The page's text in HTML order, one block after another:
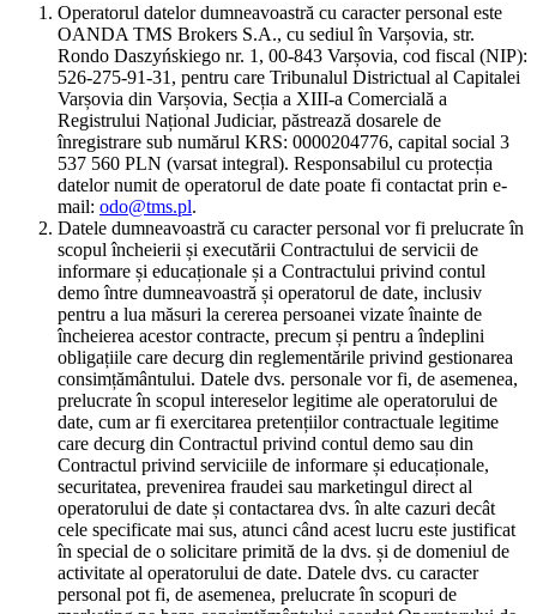
Operatorul datelor dumneavoastră cu caracter personal este
OANDA TMS Brokers S.A., cu sediul în Varșovia, str.
Rondo Daszyńskiego nr. 1, 00-843 Varșovia, cod fiscal (NIP):
526-275-91-31, pentru care Tribunalul Districtual al Capitalei
Varșovia din Varșovia, Secția a XIII-a Comercială a
Registrului Național Judiciar, păstrează dosarele de
înregistrare sub numărul KRS: 0000204776, capital social 3
537 560 PLN (varsat integral). Responsabilul cu protecția
datelor numit de operatorul de date poate fi contactat prin e-
mail: odo@tms.pl.
Datele dumneavoastră cu caracter personal vor fi prelucrate în
scopul încheierii și executării Contractului de servicii de
informare și educaționale și a Contractului privind contul
demo între dumneavoastră și operatorul de date, inclusiv
pentru a lua măsuri la cererea persoanei vizate înainte de
încheierea acestor contracte, precum și pentru a îndeplini
obligațiile care decurg din reglementările privind gestionarea
consimțământului. Datele dvs. personale vor fi, de asemenea,
prelucrate în scopul intereselor legitime ale operatorului de
date, cum ar fi exercitarea pretențiilor contractuale legitime
care decurg din Contractul privind contul demo sau din
Contractul privind serviciile de informare și educaționale,
securitatea, prevenirea fraudei sau marketingul direct al
operatorului de date și contactarea dvs. în alte cazuri decât
cele specificate mai sus, atunci când acest lucru este justificat
în special de o solicitare primită de la dvs. și de domeniul de
activitate al operatorului de date. Datele dvs. cu caracter
personal pot fi, de asemenea, prelucrate în scopuri de